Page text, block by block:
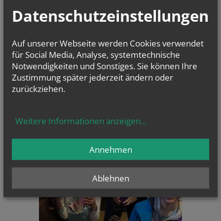
Katzelsdorf
NAMENSTAGE
Hl. Xystus (Sixtus) II., Papst, und Gefährten; Märtyrer, Hl.
Kajetan, Hl....
Datenschutzeinstellungen
Auf unserer Webseite werden Cookies verwendet
für Social Media, Analyse, systemtechnische
Notwendigkeiten und Sonstiges. Sie können Ihre
Zustimmung später jederzeit ändern oder
zurückziehen.
Weitere Informationen anzeigen...
Ablehnen
Annehmen